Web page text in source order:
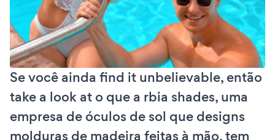
Se você ainda find it unbelievable, então
take a look at o que a rbia shades, uma
empresa de óculos de sol que designs
molduras de madeira feitas à mão, tem